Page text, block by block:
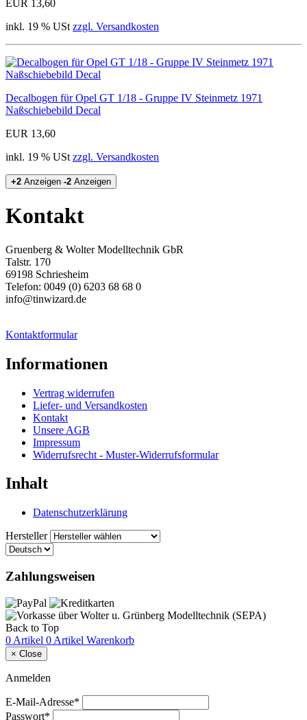
EUR 13,60
inkl. 19 % USt zzgl. Versandkosten
Decalbogen für Opel GT 1/18 - Gruppe IV Steinmetz 1971
Naßschiebebild Decal
EUR 13,60
inkl. 19 % USt zzgl. Versandkosten
+2 Anzeigen -2 Anzeigen
Kontakt
Gruenberg & Wolter Modelltechnik GbR
Talstr. 170
69198 Schriesheim
Telefon: 0049 (0) 6203 68 68 0
info@tinwizard.de
Kontaktformular
Informationen
Vertrag widerrufen
Liefer- und Versandkosten
Kontakt
Unsere AGB
Impressum
Widerrufsrecht - Muster-Widerrufsformular
Inhalt
Datenschutzerklärung
Hersteller
Zahlungsweisen
Back to Top
0 Artikel 0 Artikel Warenkorb
× Close
Anmelden
E-Mail-Adresse*
Passwort*